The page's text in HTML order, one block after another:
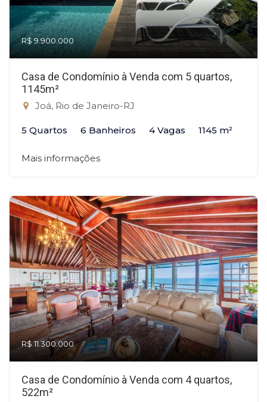
R$ 9.900.000
Casa de Condomínio à Venda com 5 quartos,
1145m²
Joá, Rio de Janeiro-RJ
5 Quartos 6 Banheiros 4 Vagas 1145 m²
Mais informações
R$ 11.300.000
Casa de Condomínio à Venda com 4 quartos,
522m²